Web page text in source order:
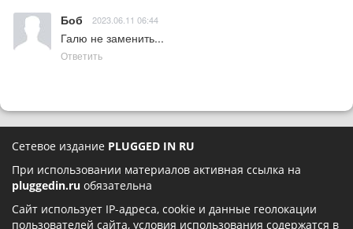
Боб 2023.06.11 06:44
Галю не заменить...
Ответить
Сетевое издание PLUGGED IN RU
При использовании материалов активная ссылка на
pluggedin.ru обязательна
Сайт использует IP-адреса, cookie и данные геолокации
пользователей сайта, условия использования содержатся в